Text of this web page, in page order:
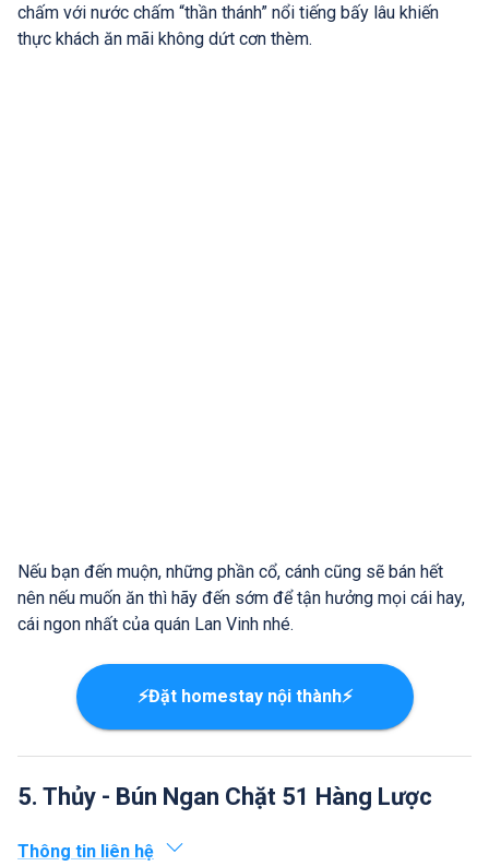
chấm với nước chấm “thần thánh” nổi tiếng bấy lâu khiến
thực khách ăn mãi không dứt cơn thèm.
Nếu bạn đến muộn, những phần cổ, cánh cũng sẽ bán hết
nên nếu muốn ăn thì hãy đến sớm để tận hưởng mọi cái hay,
cái ngon nhất của quán Lan Vinh nhé.
⚡Đặt homestay nội thành⚡
5. Thủy - Bún Ngan Chặt 51 Hàng Lược
Thông tin liên hệ